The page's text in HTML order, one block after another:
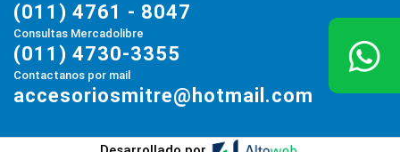
(011) 4761 - 8047
Consultas Mercadolibre
(011) 4730-3355
Contactanos por mail
accesoriosmitre@hotmail.com